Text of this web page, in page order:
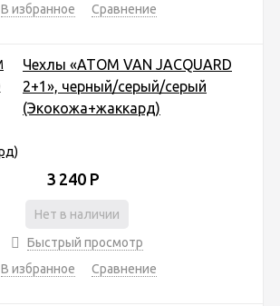
В избранное
Сравнение
Чехлы «ATOM VAN JACQUARD
2+1», черный/серый/серый
(Экокожа+жаккард)
3 240 Р
Нет в наличии
Быстрый просмотр
В избранное
Сравнение